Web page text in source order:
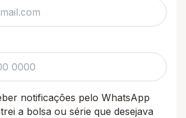
notificações pelo WhatsApp
a bolsa ou série que desejava